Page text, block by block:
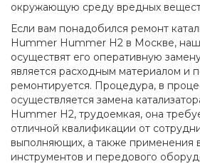
окружающую среду вредных
Если вам понадобился ремонт
Hummer Hummer H2 в Москве,
осуществят его оперативную
является расходным материалом и
ремонтируется. Процедура, в
осуществляется замена
Hummer H2, трудоемкая, она
отличной квалификации от
выполняющих, а также применения
инструментов и передового